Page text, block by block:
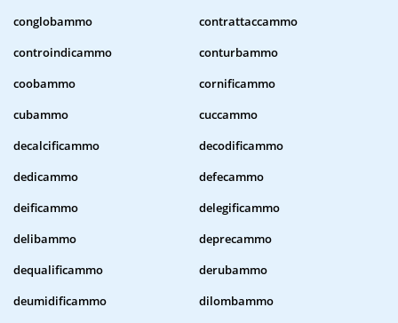
conglobammo
contrattaccammo
controindicammo
conturbammo
coobammo
cornificammo
cubammo
cuccammo
decalcificammo
decodificammo
dedicammo
defecammo
deificammo
delegificammo
delibammo
deprecammo
dequalificammo
derubammo
deumidificammo
dilombammo